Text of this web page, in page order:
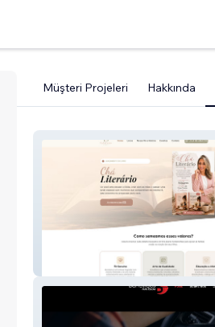
Müşteri Projeleri Hakkında